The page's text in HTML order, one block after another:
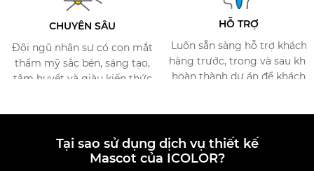
CHUYÊN SÂU​
Đội ngũ nhân sự có con mắt
thẩm mỹ sắc bén, sáng tạo,
tâm huyết và giàu kiến thức
HỖ TRỢ​
Luôn sẵn sàng hỗ trợ khách
hàng trước, trong và sau khi
hoàn thành dự án để khách
Tại sao sử dụng dịch vụ thiết kế
Mascot của ICOLOR?